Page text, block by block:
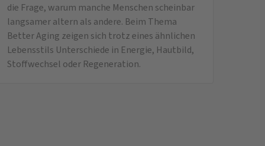
die Frage, warum manche Menschen scheinbar
langsamer altern als andere. Beim Thema
Better Aging zeigen sich trotz eines ähnlichen
Lebensstils Unterschiede in Energie, Hautbild,
Stoffwechsel oder Regeneration.